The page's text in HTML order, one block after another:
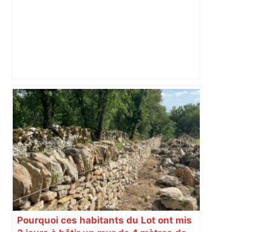
ENTRETIEN. Municipales 2026 à
Toulouse : sous le feu des critiques,
Briançon assume son alliance avec
Piquemal, "ce n’est pas un accord de
postes" – ladepeche.fr
Pourquoi ces habitants du Lot ont mis